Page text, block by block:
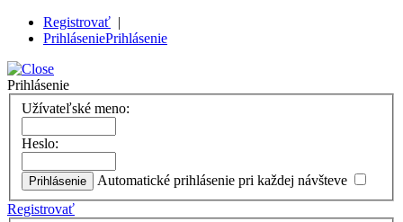
Registrovať |
PrihláseniePrihlásenie
Prihlásenie
Užívateľské meno:
Heslo:
Automatické prihlásenie pri každej návšteve
Registrovať